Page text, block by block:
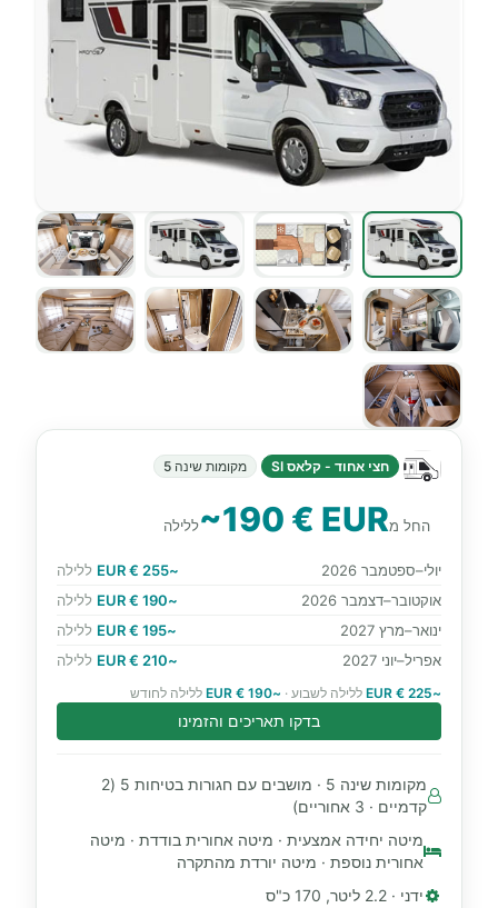
חצי אחוד - קלאס SI מקומות שינה 5
החל מ~190 € EURללילה
יולי–ספטמבר 2026 ~255 € EUR
ללילה
אוקטובר–דצמבר 2026
~190 € EUR
ללילה
ינואר–מרץ 2027
~195 € EUR
ללילה
אפריל–יוני 2027
~210 € EUR ללילה
~225 € EUR ללילה לשבוע · ~190 € EUR ללילה לחודש
בדקו תאריכים והזמינו
מקומות שינה 5 · מושבים עם חגורות בטיחות 5 (2
קדמיים · 3 אחוריים)
מיטה יחידה אמצעית · מיטה אחורית בודדת · מיטה
אחורית נוספת · מיטה יורדת מהתקרה
ידני · 2.2 ליטר, 170 כ"ס